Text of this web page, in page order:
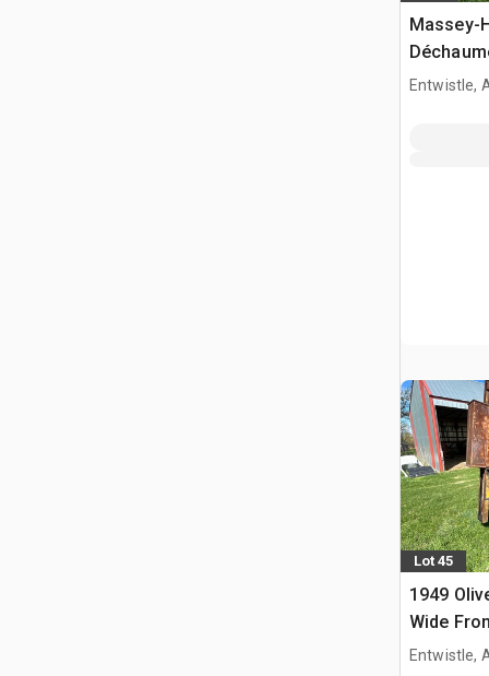
Massey-
Entwistle,
Lot 45
1949
Wide
collection
Entwistle,